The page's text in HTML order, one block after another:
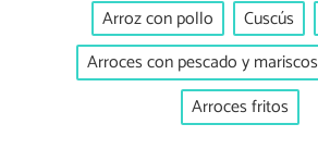
Arroz con pollo Cuscús
Arroces con pescado y mariscos
Arroces fritos